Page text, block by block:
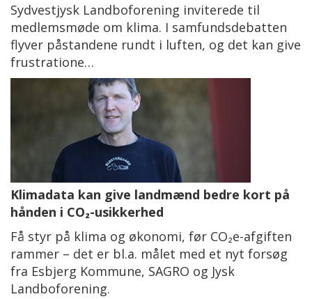
Sydvestjysk Landboforening inviterede til
medlemsmøde om klima. I samfundsdebatten
flyver påstandene rundt i luften, og det kan give
frustratione…
Klimadata kan give landmænd bedre kort på
hånden i CO₂-usikkerhed
Få styr på klima og økonomi, før CO₂e-afgiften
rammer – det er bl.a. målet med et nyt forsøg
fra Esbjerg Kommune, SAGRO og Jysk
Landboforening.